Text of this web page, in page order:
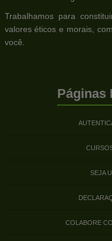
Trabalhamos para
valores éticos e morais,
você.
Páginas
SEJA
COLABORE